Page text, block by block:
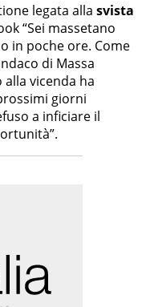
legata alla svista
“Sei massetano
in poche ore. Come
di Massa
vicenda ha
giorni
a inficiare il